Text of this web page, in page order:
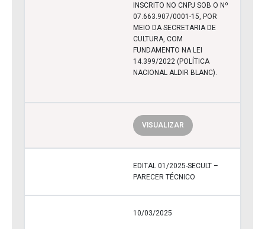
INSCRITO NO CNPJ SOB O Nº
07.663.907/0001-15, POR
MEIO DA SECRETARIA DE
CULTURA, COM
FUNDAMENTO NA LEI
14.399/2022 (POLÍTICA
NACIONAL ALDIR BLANC).
VISUALIZAR
EDITAL 01/2025-SECULT –
PARECER TÉCNICO
10/03/2025